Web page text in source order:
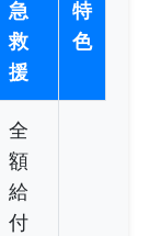
急
救
援
特
色
全
額
給
付